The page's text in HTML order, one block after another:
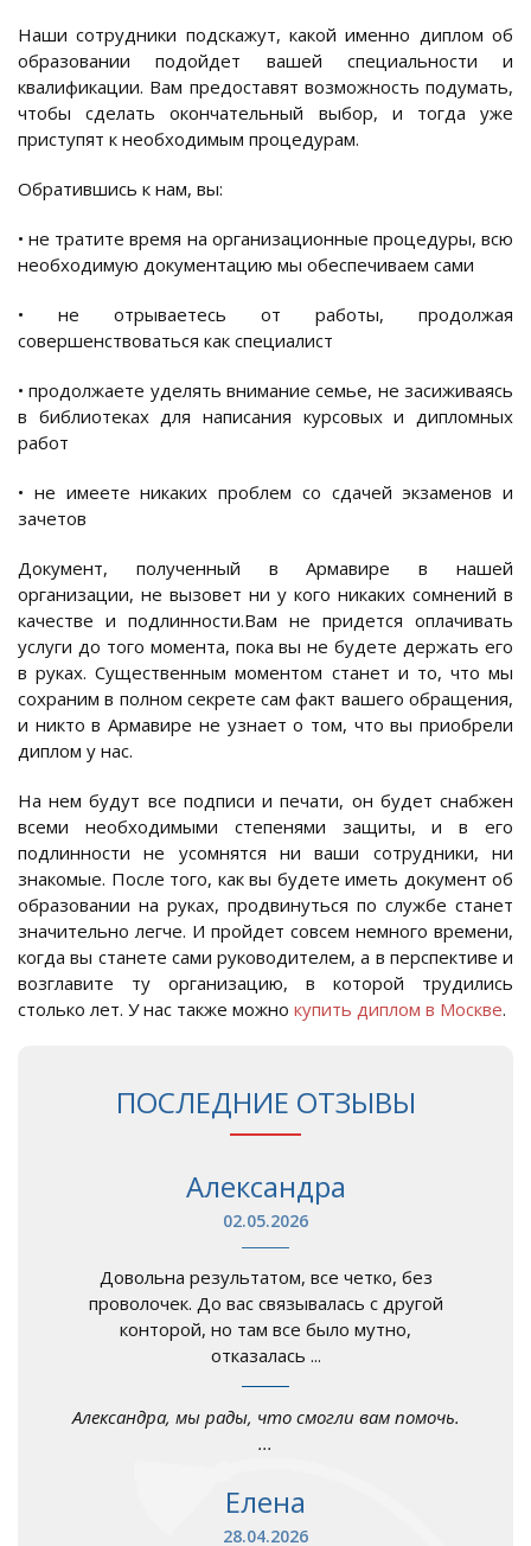
Наши сотрудники подскажут, какой именно диплом об
образовании подойдет вашей специальности и
квалификации. Вам предоставят возможность подумать,
чтобы сделать окончательный выбор, и тогда уже
приступят к необходимым процедурам.
Обратившись к нам, вы:
• не тратите время на организационные процедуры, всю
необходимую документацию мы обеспечиваем сами
• не отрываетесь от работы, продолжая
совершенствоваться как специалист
• продолжаете уделять внимание семье, не засиживаясь
в библиотеках для написания курсовых и дипломных
работ
• не имеете никаких проблем со сдачей экзаменов и
зачетов
Документ, полученный в Армавире в нашей
организации, не вызовет ни у кого никаких сомнений в
качестве и подлинности.Вам не придется оплачивать
услуги до того момента, пока вы не будете держать его
в руках. Существенным моментом станет и то, что мы
сохраним в полном секрете сам факт вашего обращения,
и никто в Армавире не узнает о том, что вы приобрели
диплом у нас.
На нем будут все подписи и печати, он будет снабжен
всеми необходимыми степенями защиты, и в его
подлинности не усомнятся ни ваши сотрудники, ни
знакомые. После того, как вы будете иметь документ об
образовании на руках, продвинуться по службе станет
значительно легче. И пройдет совсем немного времени,
когда вы станете сами руководителем, а в перспективе и
возглавите ту организацию, в которой трудились
столько лет. У нас также можно купить диплом в Москве.
ПОСЛЕДНИЕ ОТЗЫВЫ
Александра
02.05.2026
Довольна результатом, все четко, без
проволочек. До вас связывалась с другой
конторой, но там все было мутно,
отказалась ...
Александра, мы рады, что смогли вам помочь.
...
Елена
28.04.2026